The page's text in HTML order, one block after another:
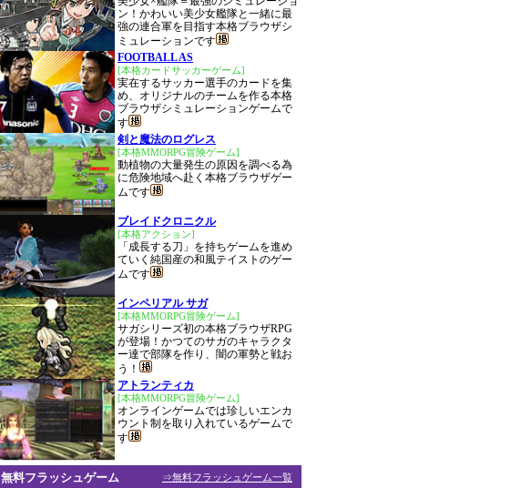
ン！かわいい美少女艦隊と一緒に最
強の連合軍を目指す本格ブラウザシ
ミュレーションです
FOOTBALL AS
[本格カードサッカーゲーム]
実在するサッカー選手のカードを集
め、オリジナルのチームを作る本格
ブラウザシミュレーションゲームで
す
剣と魔法のログレス
[本格MMORPG冒険ゲーム]
動植物の大量発生の原因を調べる為
に危険地域へ赴く本格ブラウザゲー
ムです
ブレイドクロニクル
[本格アクション]
「成長する刀」を持ちゲームを進め
ていく純国産の和風テイストのゲー
ムです
インペリアル サガ
[本格MMORPG冒険ゲーム]
サガシリーズ初の本格ブラウザRPG
が登場！かつてのサガのキャラクタ
ー達で部隊を作り、闇の軍勢と戦お
う！
アトランティカ
[本格MMORPG冒険ゲーム]
オンラインゲームでは珍しいエンカ
ウント制を取り入れているゲームで
す
⇒無料フラッシュゲーム一覧
無料フラッシュゲーム